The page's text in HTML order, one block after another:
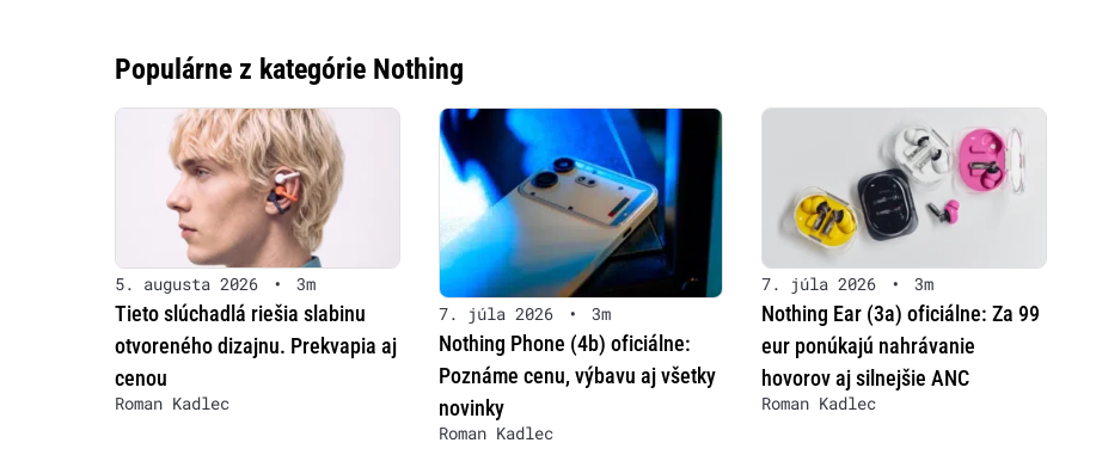
Populárne z kategórie Nothing
5. augusta 2026 • 3m
Tieto slúchadlá riešia slabinu
otvoreného dizajnu. Prekvapia aj
cenou
Roman Kadlec
7. júla 2026 • 3m
Nothing Phone (4b) oficiálne:
Poznáme cenu, výbavu aj všetky
novinky
Roman Kadlec
7. júla 2026 • 3m
Nothing Ear (3a) oficiálne: Za 99
eur ponúkajú nahrávanie
hovorov aj silnejšie ANC
Roman Kadlec